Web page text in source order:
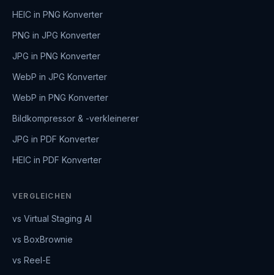
HEIC in PNG Konverter
PNG in JPG Konverter
JPG in PNG Konverter
WebP in JPG Konverter
WebP in PNG Konverter
Bildkompressor & -verkleinerer
JPG in PDF Konverter
HEIC in PDF Konverter
VERGLEICHEN
vs Virtual Staging AI
vs BoxBrownie
vs Reel-E